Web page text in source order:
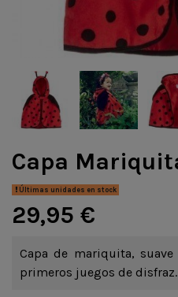
Capa
Últimas unidades en stock
29,95 €
Capa de mariquita,
primeros juegos de disfraz.